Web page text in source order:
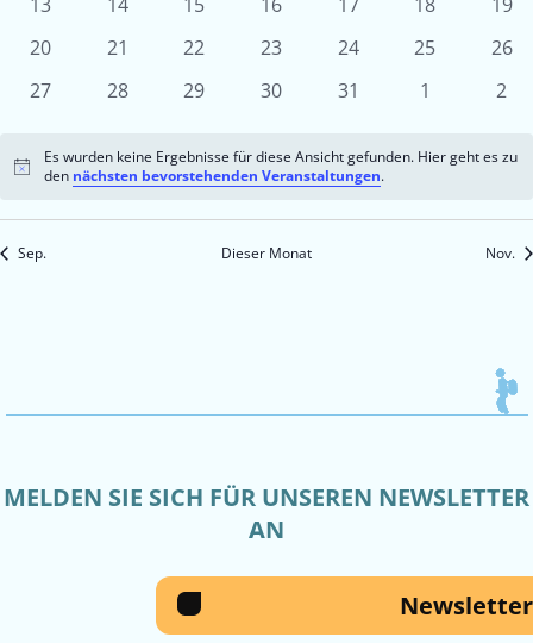
0
20
0
21
0
22
0
23
0
24
0
25
0
26
0
27
0
28
0
29
0
30
0
31
0
1
0
2
Hinweis
Es wurden keine Ergebnisse für diese Ansicht gefunden. Hier geht es zu
den nächsten bevorstehenden Veranstaltungen.
Sep. Dieser Monat Nov.
MELDEN SIE SICH FÜR UNSEREN NEWSLETTER
AN
Newsletter